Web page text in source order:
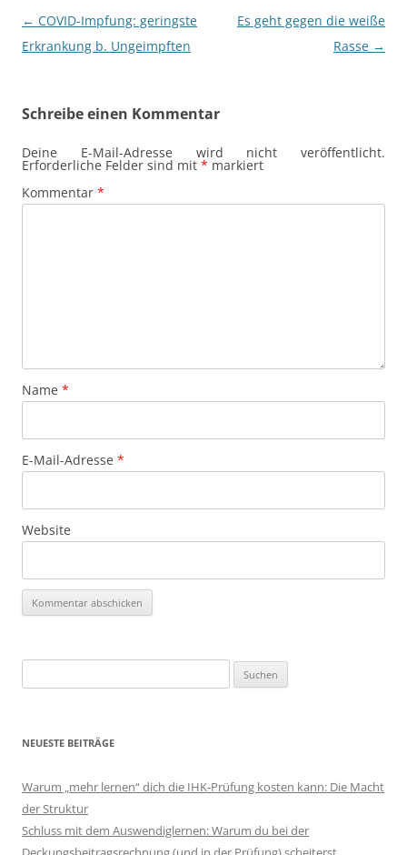
Beitragsnavigation
← COVID-Impfung: geringste
Erkrankung b. Ungeimpften
Es geht gegen die weiße
Rasse →
Schreibe einen Kommentar
Deine E-Mail-Adresse wird nicht veröffentlicht.
Erforderliche Felder sind mit * markiert
Kommentar *
Name *
E-Mail-Adresse *
Website
nach:
NEUESTE BEITRÄGE
Warum „mehr lernen“ dich die IHK-Prüfung kosten kann: Die Macht
der Struktur
Schluss mit dem Auswendiglernen: Warum du bei der